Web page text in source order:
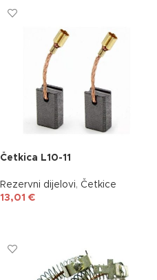
Četkica L10-11
Rezervni dijelovi, Četkice
13,01 €